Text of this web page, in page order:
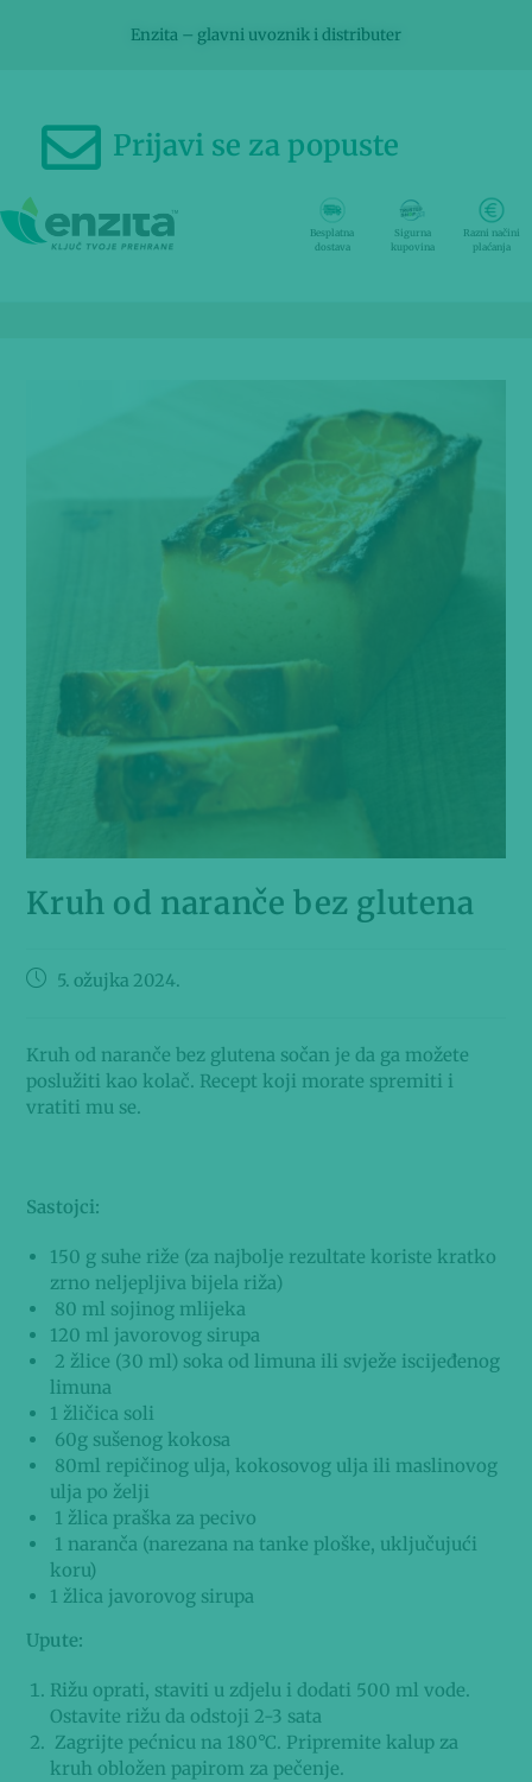
Enzita – glavni uvoznik i distributer
Prijavi se za popuste
Besplatna
dostava
Sigurna
kupovina
Razni načini
plaćanja
Kruh od naranče bez glutena
5. ožujka 2024.
Kruh od naranče bez glutena sočan je da ga možete
poslužiti kao kolač. Recept koji morate spremiti i
vratiti mu se.
Sastojci:
150 g suhe riže (za najbolje rezultate koriste kratko
zrno neljepljiva bijela riža)
80 ml sojinog mlijeka
120 ml javorovog sirupa
2 žlice (30 ml) soka od limuna ili svježe iscijeđenog
limuna
1 žličica soli
60g sušenog kokosa
80ml repičinog ulja, kokosovog ulja ili maslinovog
ulja po želji
1 žlica praška za pecivo
1 naranča (narezana na tanke ploške, uključujući
koru)
1 žlica javorovog sirupa
Upute:
Rižu oprati, staviti u zdjelu i dodati 500 ml vode.
Ostavite rižu da odstoji 2-3 sata
Zagrijte pećnicu na 180°C. Pripremite kalup za
kruh obložen papirom za pečenje.